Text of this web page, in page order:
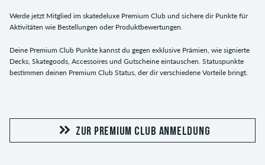
Werde jetzt Mitglied im skatedeluxe Premium Club und sichere dir Punkte für
Aktivitäten wie Bestellungen oder Produktbewertungen.
Deine Premium Club Punkte kannst du gegen exklusive Prämien, wie signierte
Decks, Skategoods, Accessoires und Gutscheine eintauschen. Statuspunkte
bestimmen deinen Premium Club Status, der dir verschiedene Vorteile bringt.
ZUR PREMIUM CLUB ANMELDUNG